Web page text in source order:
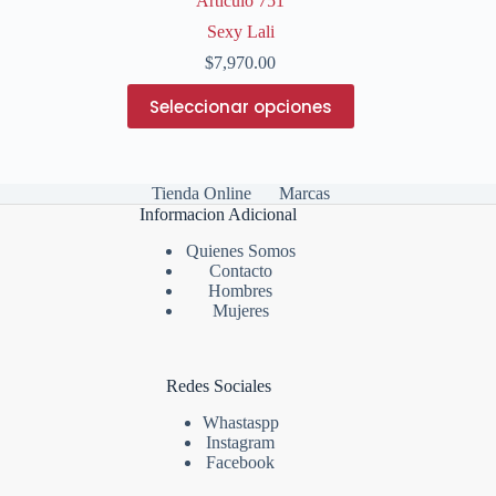
Sexy Lali
$7,970.00
Seleccionar opciones
producto
tiene
Las
opciones
pueden
elegir
en
la
Tienda Online
Marcas
Informacion Adicional
Quienes Somos
Contacto
Hombres
Mujeres
Redes Sociales
Whastaspp
Instagram
Facebook